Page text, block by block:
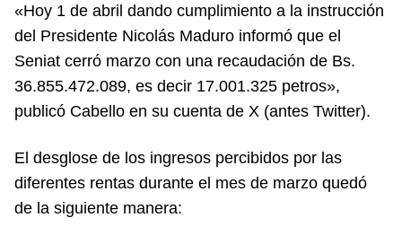
«Hoy 1 de abril dando cumplimiento a la instrucción
del Presidente Nicolás Maduro informó que el
Seniat cerró marzo con una recaudación de Bs.
36.855.472.089, es decir 17.001.325 petros»,
publicó Cabello en su cuenta de X (antes Twitter).
El desglose de los ingresos percibidos por las
diferentes rentas durante el mes de marzo quedó
de la siguiente manera: